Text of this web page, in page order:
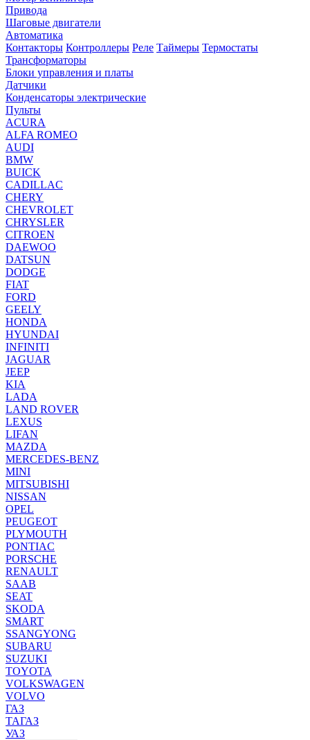
Привода
Шаговые двигатели
Автоматика
Контакторы Контроллеры Реле Таймеры Термостаты
Трансформаторы
Блоки управления и платы
Датчики
Конденсаторы электрические
Пульты
ACURA
ALFA ROMEO
AUDI
BMW
BUICK
CADILLAC
CHERY
CHEVROLET
CHRYSLER
CITROEN
DAEWOO
DATSUN
DODGE
FIAT
FORD
GEELY
HONDA
HYUNDAI
INFINITI
JAGUAR
JEEP
KIA
LADA
LAND ROVER
LEXUS
LIFAN
MAZDA
MERCEDES-BENZ
MINI
MITSUBISHI
NISSAN
OPEL
PEUGEOT
PLYMOUTH
PONTIAC
PORSCHE
RENAULT
SAAB
SEAT
SKODA
SMART
SSANGYONG
SUBARU
SUZUKI
TOYOTA
VOLKSWAGEN
VOLVO
ГАЗ
ТАГАЗ
УАЗ